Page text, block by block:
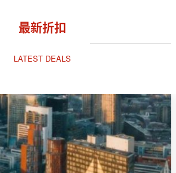
最新折扣
LATEST DEALS